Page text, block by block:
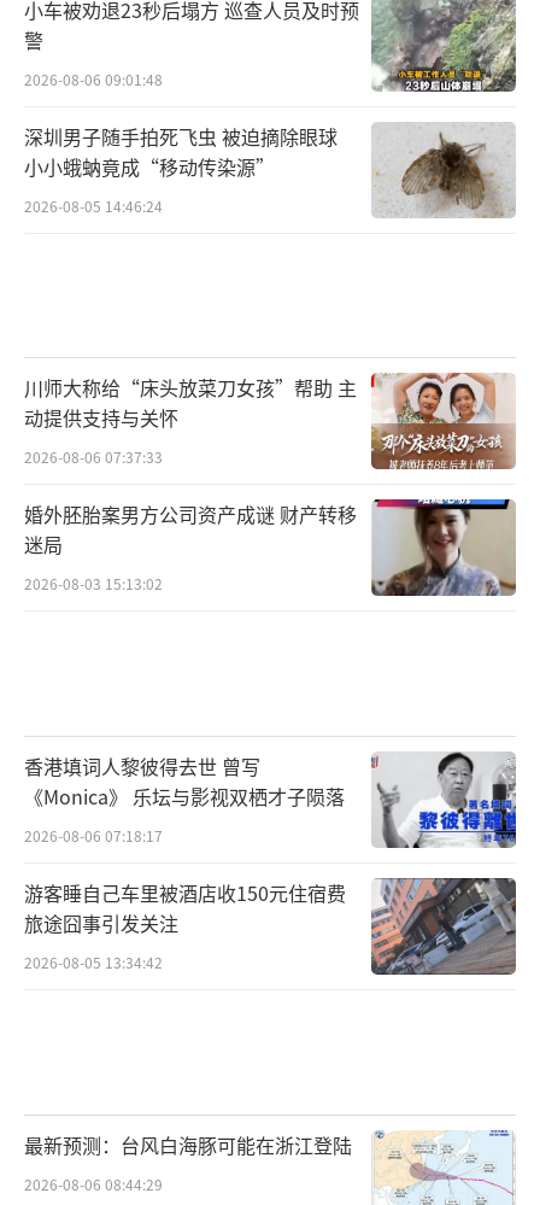
小车被劝退23秒后塌方 巡查人员及时预
警
2026-08-06 09:01:48
深圳男子随手拍死飞虫 被迫摘除眼球
小小蛾蚋竟成“移动传染源”
2026-08-05 14:46:24
川师大称给“床头放菜刀女孩”帮助 主
动提供支持与关怀
2026-08-06 07:37:33
婚外胚胎案男方公司资产成谜 财产转移
迷局
2026-08-03 15:13:02
香港填词人黎彼得去世 曾写
《Monica》 乐坛与影视双栖才子陨落
2026-08-06 07:18:17
游客睡自己车里被酒店收150元住宿费
旅途囧事引发关注
2026-08-05 13:34:42
最新预测：台风白海豚可能在浙江登陆
2026-08-06 08:44:29